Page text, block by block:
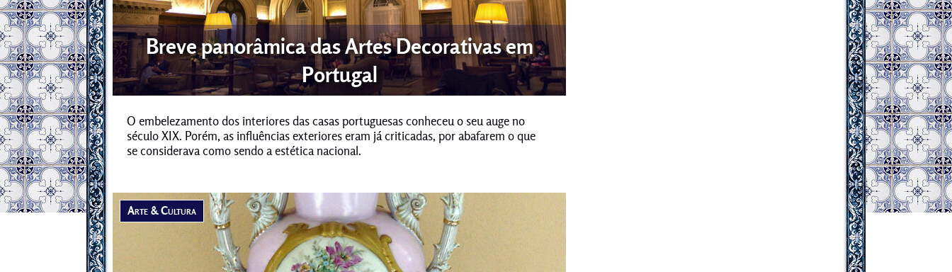
Breve panorâmica das Artes Decorativas em
Portugal
O embelezamento dos interiores das casas portuguesas conheceu o seu auge no
século XIX. Porém, as influências exteriores eram já criticadas, por abafarem o que
se considerava como sendo a estética nacional.
Arte & Cultura